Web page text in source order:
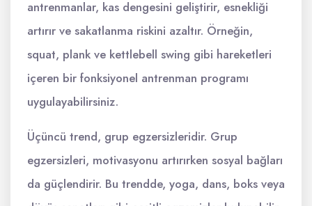
antrenmanlar, kas dengesini geliştirir, esnekliği
artırır ve sakatlanma riskini azaltır. Örneğin,
squat, plank ve kettlebell swing gibi hareketleri
içeren bir fonksiyonel antrenman programı
uygulayabilirsiniz.
Üçüncü trend, grup egzersizleridir. Grup
egzersizleri, motivasyonu artırırken sosyal bağları
da güçlendirir. Bu trendde, yoga, dans, boks veya